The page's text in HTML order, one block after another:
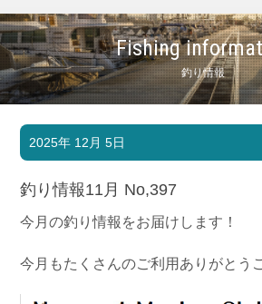
Fishing
釣り情報
マリンクラブ
マリンライフを堪能したい！
ボート免許
長年の実績と信頼！
2025年 12月 5日
釣り情報11月 No,397
今月の釣り情報をお届けします！
今月もたくさんのご利用ありがとう